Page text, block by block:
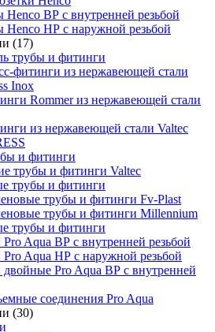
ВР с внутренней резьбой
Henco НР с наружной резьбой
(17)
трубы и фитинги
фитинги из нержавеющей стали
Inox
Rommer из нержавеющей стали
из нержавеющей стали Valtec
и фитинги
трубы и фитинги Valtec
трубы и фитинги
трубы и фитинги Fv-Plast
трубы и фитинги Millennium
трубы и фитинги
Pro Aqua ВР с внутренней резьбой
Pro Aqua НР с наружной резьбой
двойные Pro Aqua ВР с внутренней
соединения Pro Aqua
(30)